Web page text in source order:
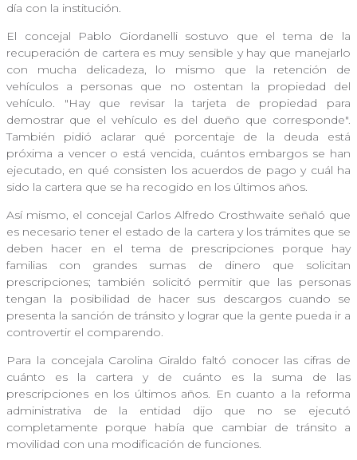
día con la institución.
El concejal Pablo Giordanelli sostuvo que el tema de la
recuperación de cartera es muy sensible y hay que manejarlo
con mucha delicadeza, lo mismo que la retención de
vehículos a personas que no ostentan la propiedad del
vehículo. "Hay que revisar la tarjeta de propiedad para
demostrar que el vehículo es del dueño que corresponde".
También pidió aclarar qué porcentaje de la deuda está
próxima a vencer o está vencida, cuántos embargos se han
ejecutado, en qué consisten los acuerdos de pago y cuál ha
sido la cartera que se ha recogido en los últimos años.
Así mismo, el concejal Carlos Alfredo Crosthwaite señaló que
es necesario tener el estado de la cartera y los trámites que se
deben hacer en el tema de prescripciones porque hay
familias con grandes sumas de dinero que solicitan
prescripciones; también solicitó permitir que las personas
tengan la posibilidad de hacer sus descargos cuando se
presenta la sanción de tránsito y lograr que la gente pueda ir a
controvertir el comparendo.
Para la concejala Carolina Giraldo faltó conocer las cifras de
cuánto es la cartera y de cuánto es la suma de las
prescripciones en los últimos años. En cuanto a la reforma
administrativa de la entidad dijo que no se ejecutó
completamente porque había que cambiar de tránsito a
movilidad con una modificación de funciones.